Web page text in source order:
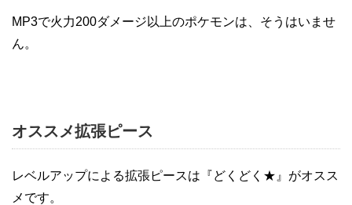
MP3で火力200ダメージ以上のポケモンは、そうはいませ
ん。
オススメ拡張ピース
レベルアップによる拡張ピースは『どくどく★』がオスス
メです。